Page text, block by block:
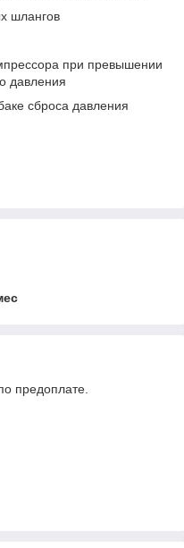
шлангов
при превышении
давления
сброса давления
предоплате.